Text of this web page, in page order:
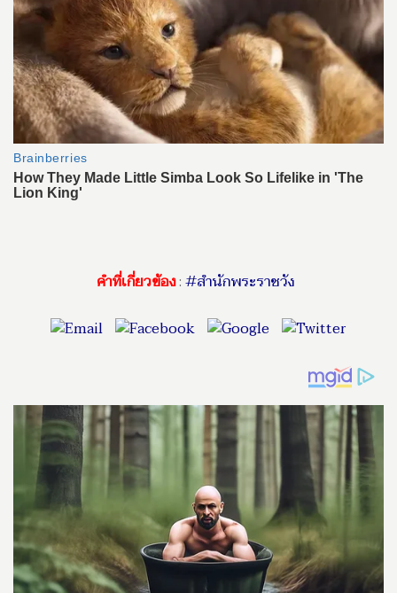
คำที่เกี่ยวข้อง:#สำนักพระราชวัง